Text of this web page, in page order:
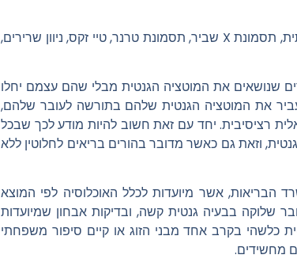
מדובר, למשל, בבעיות כגון ניוון שרירים (SMA), סיסטיק פיברוזיס, דיסאוטונומיה משפחתית, תסמונת X שביר, תסמונת טרנר, טיי זקס, ניוון שרירים,
שנושאים את המוטציה הגנטית מבלי שהם עצמם יחלו
את המוטציה הגנטית שלהם בתורשה לעובר שלהם,
רציסיבית. יחד עם זאת חשוב להיות מודע לכך שבכל
וולד שלוקה מחלה/תסמונת גנטית, וזאת גם כאשר מדובר בהורים בריאים לחלוטין ללא
הבריאות, אשר מיועדות לכלל האוכלוסיה לפי המוצא
שלוקה בבעיה גנטית קשה, ובדיקות אבחון שמיועדות
כלשהי בקרב אחד מבני הזוג או קיים סיפור משפחתי
מחשידים.